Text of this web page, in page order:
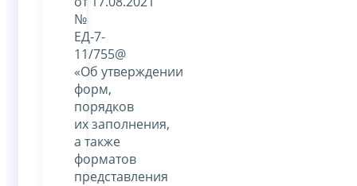
№
ЕД-7-
11/755@
«Об утверждении
форм,
порядков
их заполнения,
а также
форматов
представления